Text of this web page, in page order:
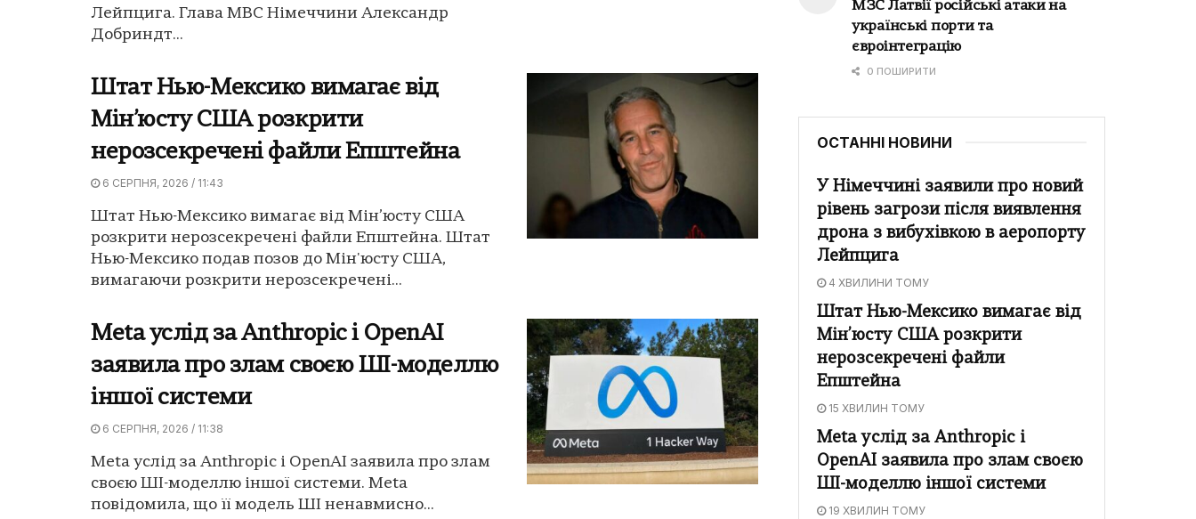
Лейпцига. Глава МВС Німеччини Александр
Добриндт...
Штат Нью-Мексико вимагає від
Мін’юсту США розкрити
нерозсекречені файли Епштейна
6 СЕРПНЯ, 2026 / 11:43
Штат Нью-Мексико вимагає від Мін’юсту США
розкрити нерозсекречені файли Епштейна. Штат
Нью-Мексико подав позов до Мін'юсту США,
вимагаючи розкрити нерозсекречені...
Meta услід за Anthropic і OpenAI
заявила про злам своєю ШІ-моделлю
іншої системи
6 СЕРПНЯ, 2026 / 11:38
Meta услід за Anthropic і OpenAI заявила про злам
своєю ШІ-моделлю іншої системи. Meta
повідомила, що її модель ШІ ненавмисно...
МЗС Латвії російські атаки на
українські порти та
євроінтеграцію
0 ПОШИРИТИ
ОСТАННІ НОВИНИ
У Німеччині заявили про новий
рівень загрози після виявлення
дрона з вибухівкою в аеропорту
Лейпцига
4 ХВИЛИНИ ТОМУ
Штат Нью-Мексико вимагає від
Мін’юсту США розкрити
нерозсекречені файли
Епштейна
15 ХВИЛИН ТОМУ
Meta услід за Anthropic і
OpenAI заявила про злам своєю
ШІ-моделлю іншої системи
19 ХВИЛИН ТОМУ